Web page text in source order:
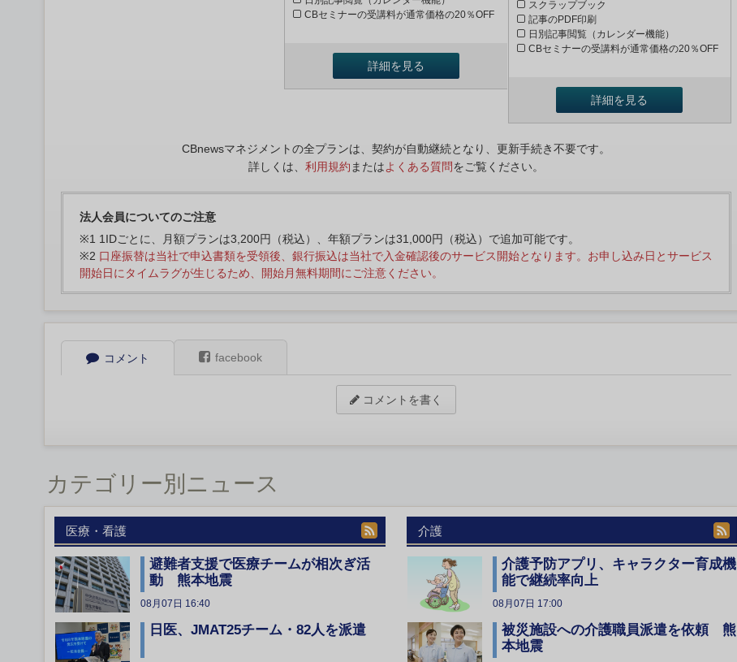
CBセミナーの受講料が通常価格の20％OFF
詳細を見る
スクラップブック
記事のPDF印刷
日別記事閲覧（カレンダー機能）
CBセミナーの受講料が通常価格の20％OFF
詳細を見る
CBnewsマネジメントの全プランは、契約が自動継続となり、更新手続き不要です。
詳しくは、 利用規約 またはよくある質問をご覧ください。
法人会員についてのご注意
※1 1IDごとに、月額プランは3,200円（税込）、年額プランは31,000円（税込）で追加可能です。
※2 口座振替は当社で申込書類を受領後、銀行振込は当社で入金確認後のサービス開始となります。お申し込み日とサービス
開始日にタイムラグが生じるため、開始月無料期間にご注意ください。
コメント facebook
コメントを書く
カテゴリー別ニュース
医療・看護
避難者支援で医療チームが相次ぎ活
動 熊本地震
08月07日 16:40
日医、JMAT25チーム・82人を派遣
介護
介護予防アプリ、キャラクター育成機
能で継続率向上
08月07日 17:00
被災施設への介護職員派遣を依頼 熊
本地震